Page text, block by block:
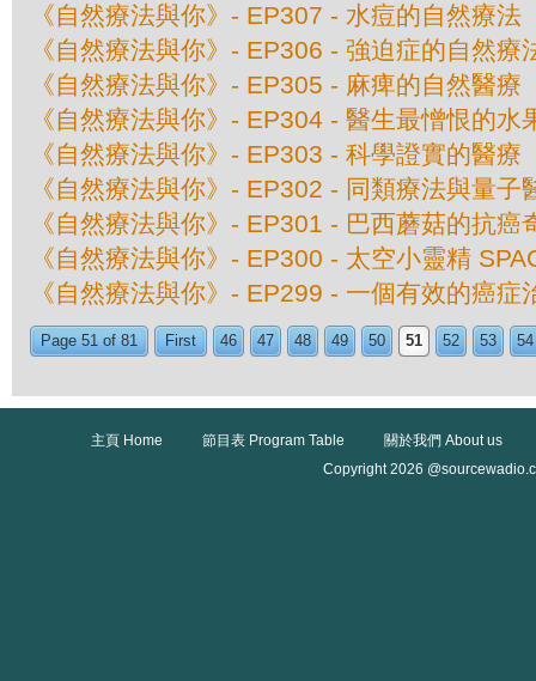
《自然療法與你》- EP307 - 水痘的自然療法
《自然療法與你》- EP306 - 強迫症的自然療
《自然療法與你》- EP305 - 麻痺的自然醫療
《自然療法與你》- EP304 - 醫生最憎恨的水
《自然療法與你》- EP303 - 科學證實的醫療
《自然療法與你》- EP302 - 同類療法與量子
《自然療法與你》- EP301 - 巴西蘑菇的抗癌
《自然療法與你》- EP300 - 太空小靈精
《自然療法與你》- EP299 - 一個有效的癌症
Page 51 of 81 First 46 47 48 49 50 51 52 53 54
主頁 Home 節目表 Program Table
關於我們 About us
Copyright 2026